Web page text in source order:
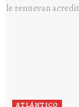
ATLÁNTICO